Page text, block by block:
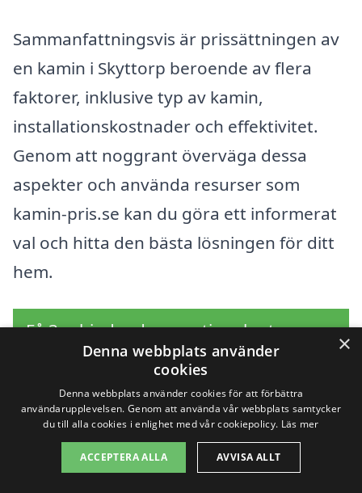
Sammanfattningsvis är prissättningen av
en kamin i Skyttorp beroende av flera
faktorer, inklusive typ av kamin,
installationskostnader och effektivitet.
Genom att noggrant överväga dessa
aspekter och använda resurser som
kamin-pris.se kan du göra ett informerat
val och hitta den bästa lösningen för ditt
hem.
Få 3 erbjudanden, gratis och utan
förpliktelser
Sök efter en
×
Denna webbplats använder
cookies
Denna webbplats använder cookies för att förbättra
användarupplevelsen. Genom att använda vår webbplats samtycker
du till alla cookies i enlighet med vår cookiepolicy. Läs mer
ACCEPTERA ALLA AVVISA ALLT